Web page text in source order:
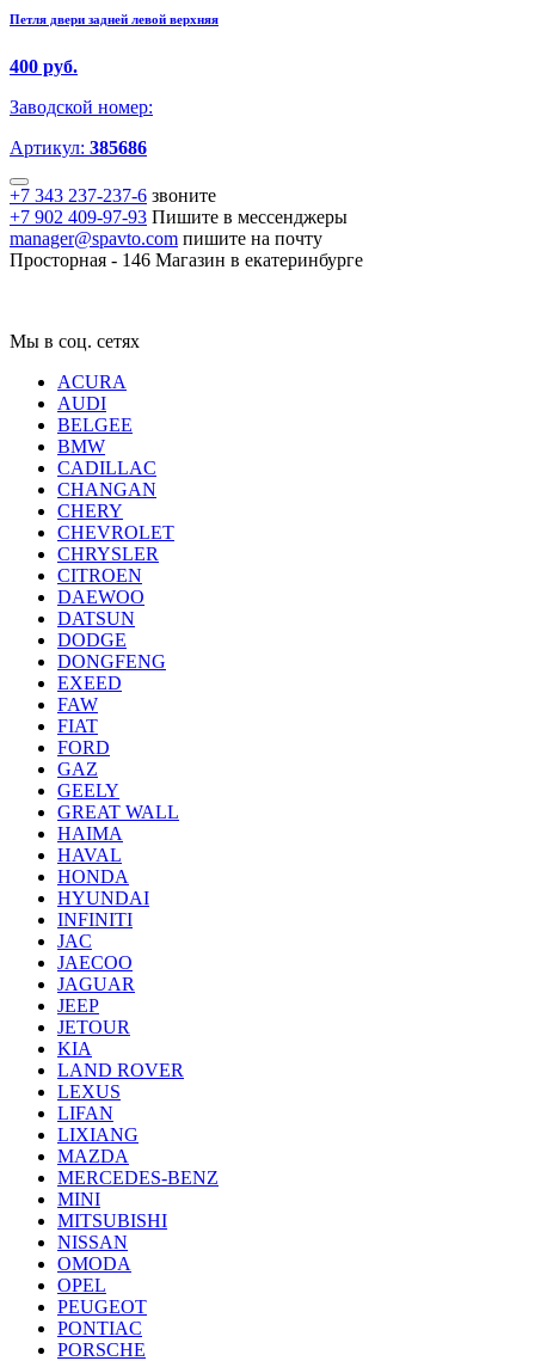
Петля двери задней левой верхняя
400 руб.
Заводской номер:
Артикул: 385686
+7 343 237-237-6 звоните
+7 902 409-97-93 Пишите в мессенджеры
manager@spavto.com пишите на почту
Просторная - 146 Магазин в екатеринбурге
Мы в соц. сетях
ACURA
AUDI
BELGEE
BMW
CADILLAC
CHANGAN
CHERY
CHEVROLET
CHRYSLER
CITROEN
DAEWOO
DATSUN
DODGE
DONGFENG
EXEED
FAW
FIAT
FORD
GAZ
GEELY
GREAT WALL
HAIMA
HAVAL
HONDA
HYUNDAI
INFINITI
JAC
JAECOO
JAGUAR
JEEP
JETOUR
KIA
LAND ROVER
LEXUS
LIFAN
LIXIANG
MAZDA
MERCEDES-BENZ
MINI
MITSUBISHI
NISSAN
OMODA
OPEL
PEUGEOT
PONTIAC
PORSCHE